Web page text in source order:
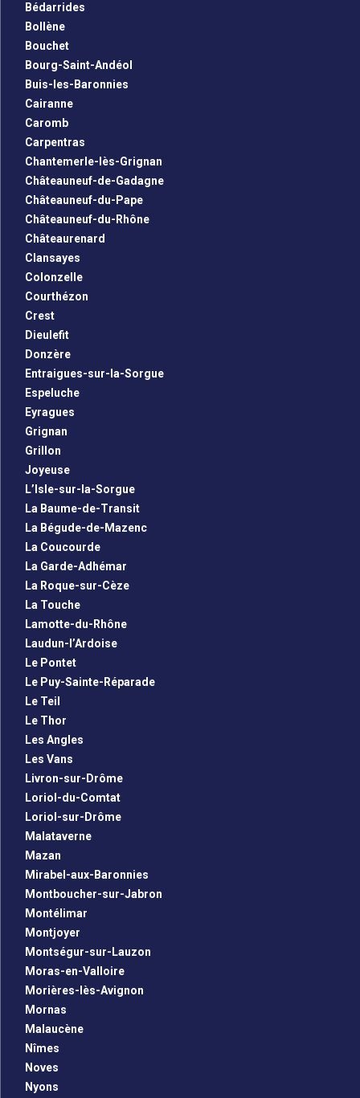
Bédarrides
Bollène
Bouchet
Bourg-Saint-Andéol
Buis-les-Baronnies
Cairanne
Caromb
Carpentras
Chantemerle-lès-Grignan
Châteauneuf-de-Gadagne
Châteauneuf-du-Pape
Châteauneuf-du-Rhône
Châteaurenard
Clansayes
Colonzelle
Courthézon
Crest
Dieulefit
Donzère
Entraigues-sur-la-Sorgue
Espeluche
Eyragues
Grignan
Grillon
Joyeuse
L’Isle-sur-la-Sorgue
La Baume-de-Transit
La Bégude-de-Mazenc
La Coucourde
La Garde-Adhémar
La Roque-sur-Cèze
La Touche
Lamotte-du-Rhône
Laudun-l’Ardoise
Le Pontet
Le Puy-Sainte-Réparade
Le Teil
Le Thor
Les Angles
Les Vans
Livron-sur-Drôme
Loriol-du-Comtat
Loriol-sur-Drôme
Malataverne
Mazan
Mirabel-aux-Baronnies
Montboucher-sur-Jabron
Montélimar
Montjoyer
Montségur-sur-Lauzon
Moras-en-Valloire
Morières-lès-Avignon
Mornas
Malaucène
Nîmes
Noves
Nyons